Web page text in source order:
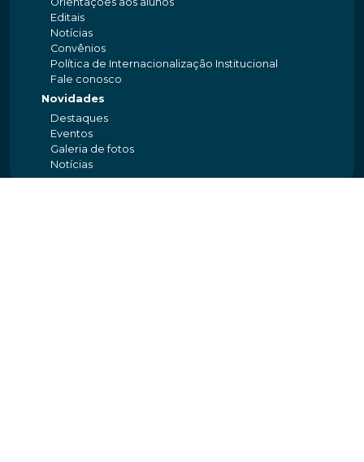
Editais
Notícias
Convênios
Política de Internacionalização Institucional
Fale conosco
Novidades
Destaques
Eventos
Galeria de fotos
Notícias